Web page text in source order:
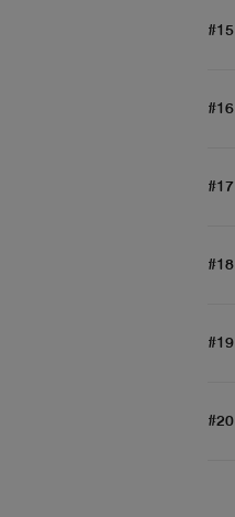
#15
#16
#17
#18
#19
#20